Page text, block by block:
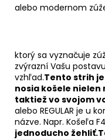
alebo modernom
ktorý sa vyznačuje
zvýrazní Vašu
vzhľad.Tento strih
nosia košele nielen
taktiež vo svojom
alebo REGULAR je u
názve. Napr. Košeľa
jednoducho žehliť.